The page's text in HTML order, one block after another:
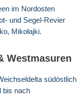
im Nordosten
und Segel-Revier
Mikołajki.
Westmasuren
südöstlich
bis nach